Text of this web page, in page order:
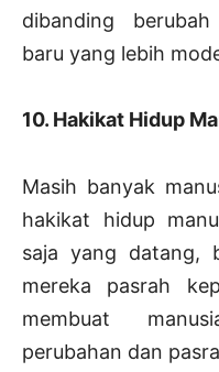
dibanding
baru yang lebih
10. Hakikat Hidup
Masih banyak
hakikat hidup
saja yang datang,
mereka pasrah
membuat
perubahan dan